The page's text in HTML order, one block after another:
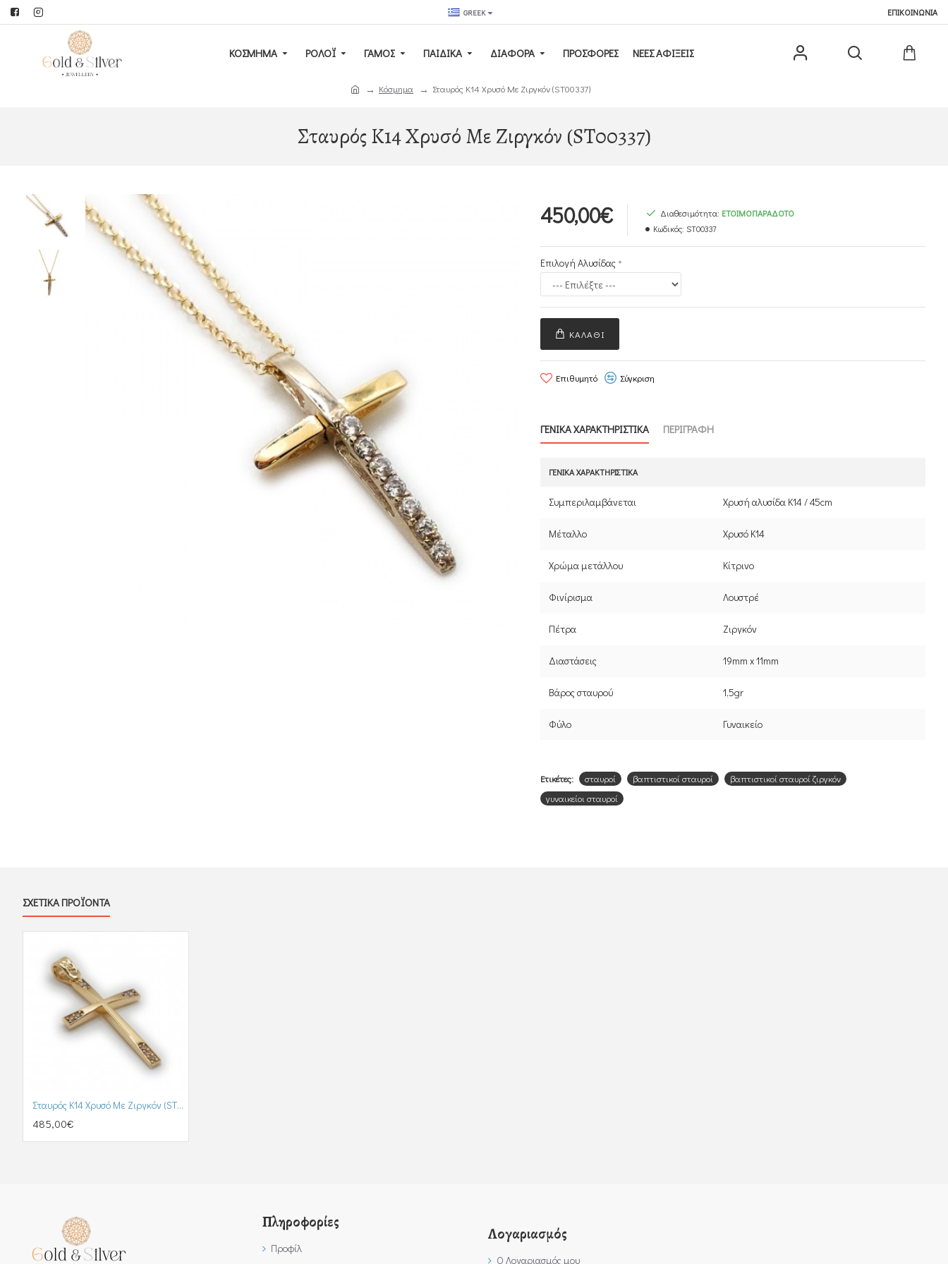
GREEK ΕΠΙΚΟΙΝΩΝΙΑ
ΚΟΣΜΗΜΑ ΡΟΛΌΙ ΓΆΜΟΣ ΠΑΙΔΙΚΆ ΔΙΑΦΟΡΑ ΠΡΟΣΦΟΡΕΣ ΝΕΕΣ ΑΦΙΞΕΙΣ
Κόσμημα Σταυρός Κ14 Χρυσό Με Ζιργκόν (ST00337)
Σταυρός Κ14 Χρυσό Με Ζιργκόν (ST00337)
450,00€ Διαθεσιμότητα: ΕΤΟΙΜΟΠΑΡΆΔΟΤΟ
Κωδικός: ST00337
Επιλογή Αλυσίδας
ΚΑΛΆΘΙ
Επιθυμητό Σύγκριση
ΓΕΝΙΚΑ ΧΑΡΑΚΤΗΡΙΣΤΙΚΑ ΠΕΡΙΓΡΑΦΗ
ΓΕΝΙΚΆ ΧΑΡΑΚΤΗΡΙΣΤΙΚΆ
Συμπεριλαμβάνεται Χρυσή αλυσίδα Κ14 / 45cm
Μέταλλο Χρυσό Κ14
Χρώμα μετάλλου Κίτρινο
Φινίρισμα Λουστρέ
Πέτρα Ζιργκόν
Διαστάσεις 19mm x 11mm
Βάρος σταυρού 1,5gr
Φύλο Γυναικείο
Ετικέτες: σταυροί βαπτιστικοί σταυροί
βαπτιστικοί σταυροί ζιργκόν
γυναικείοι σταυροί
ΣΧΕΤΙΚΑ ΠΡΟΪΟΝΤΑ
Σταυρός Κ14 Χρυσό Με Ζιργκόν (ST00332)
485,00€
Πληροφορίες
Προφίλ
Λογαριασμός
Ο Λογαριασμός μου